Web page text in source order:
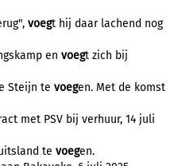
voegt hij daar lachend nog
en voegt zich bij
Steijn te voegen. Met de komst
met PSV bij verhuur, 14 juli
te voegen.